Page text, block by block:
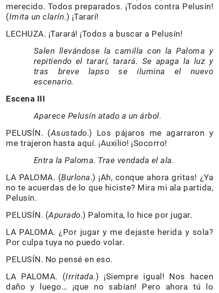
merecido. Todos preparados. ¡Todos contra Pelusín!
(Imita un clarín.) ¡Tararí!
LECHUZA. ¡Tarará! ¡Todos a buscar a Pelusín!
Salen llevándose la camilla con la Paloma y
repitiendo el tararí, tarará. Se apaga la luz y
tras breve lapso se ilumina el nuevo
escenario.
Escena III
Aparece Pelusín atado a un árbol.
PELUSÍN. (Asustado.) Los pájaros me agarraron y
me trajeron hasta aquí. ¡Auxilio! ¡Socorro!
Entra la Paloma. Trae vendada el ala.
LA PALOMA. (Burlona.) ¡Ah, conque ahora gritas! ¿Ya
no te acuerdas de lo que hiciste? Mira mi ala partida,
Pelusín.
PELUSÍN. (Apurado.) Palomita, lo hice por jugar.
LA PALOMA. ¿Por jugar y me dejaste herida y sola?
Por culpa tuya no puedo volar.
PELUSÍN. No pensé en eso.
LA PALOMA. (Irritada.) ¡Siempre igual! Nos hacen
daño y luego… ¡que no sabían! Pero ahora tú lo